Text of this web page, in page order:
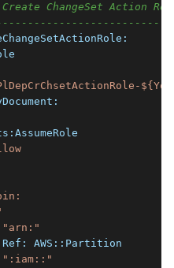
ChangeSet Action
"arn:"
AWS::Partition
":iam::"